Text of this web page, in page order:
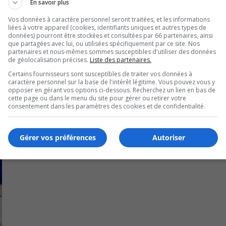
pour rester accroché au peloton.
disputée la fin de semaine prochaine en Allemagne.
En savoir plus
Vos données à caractère personnel seront traitées, et les informations
liées à votre appareil (cookies, identifiants uniques et autres types de
données) pourront être stockées et consultées par 66 partenaires, ainsi
que partagées avec lui, ou utilisées spécifiquement par ce site. Nos
partenaires et nous-mêmes sommes susceptibles d'utiliser des données
de géolocalisation précises. Liste des partenaires.
Certains fournisseurs sont susceptibles de traiter vos données à
caractère personnel sur la base de l'intérêt légitime. Vous pouvez vous y
opposer en gérant vos options ci-dessous. Recherchez un lien en bas de
cette page ou dans le menu du site pour gérer ou retirer votre
consentement dans les paramètres des cookies et de confidentialité.
Autoriser
Gérer vos préférences